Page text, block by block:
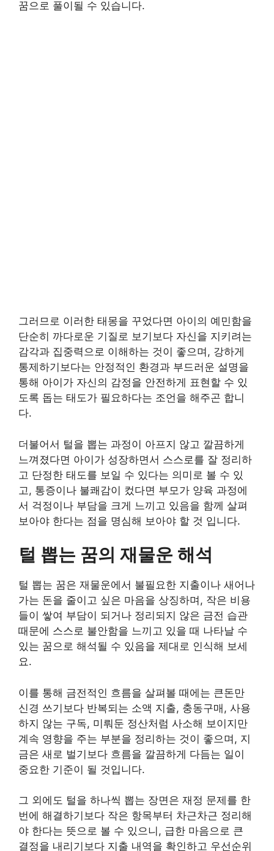
꿈으로 풀이될 수 있습니다.
그러므로 이러한 태몽을 꾸었다면 아이의 예민함을
단순히 까다로운 기질로 보기보다 자신을 지키려는
감각과 집중력으로 이해하는 것이 좋으며, 강하게
통제하기보다는 안정적인 환경과 부드러운 설명을
통해 아이가 자신의 감정을 안전하게 표현할 수 있
도록 돕는 태도가 필요하다는 조언을 해주곤 합니
다.
더불어서 털을 뽑는 과정이 아프지 않고 깔끔하게
느껴졌다면 아이가 성장하면서 스스로를 잘 정리하
고 단정한 태도를 보일 수 있다는 의미로 볼 수 있
고, 통증이나 불쾌감이 컸다면 부모가 양육 과정에
서 걱정이나 부담을 크게 느끼고 있음을 함께 살펴
보아야 한다는 점을 명심해 보아야 할 것 입니다.
털 뽑는 꿈의 재물운 해석
털 뽑는 꿈은 재물운에서 불필요한 지출이나 새어나
가는 돈을 줄이고 싶은 마음을 상징하며, 작은 비용
들이 쌓여 부담이 되거나 정리되지 않은 금전 습관
때문에 스스로 불안함을 느끼고 있을 때 나타날 수
있는 꿈으로 해석될 수 있음을 제대로 인식해 보세
요.
이를 통해 금전적인 흐름을 살펴볼 때에는 큰돈만
신경 쓰기보다 반복되는 소액 지출, 충동구매, 사용
하지 않는 구독, 미뤄둔 정산처럼 사소해 보이지만
계속 영향을 주는 부분을 정리하는 것이 좋으며, 지
금은 새로 벌기보다 흐름을 깔끔하게 다듬는 일이
중요한 기준이 될 것입니다.
그 외에도 털을 하나씩 뽑는 장면은 재정 문제를 한
번에 해결하기보다 작은 항목부터 차근차근 정리해
야 한다는 뜻으로 볼 수 있으니, 급한 마음으로 큰
결정을 내리기보다 지출 내역을 확인하고 우선순위